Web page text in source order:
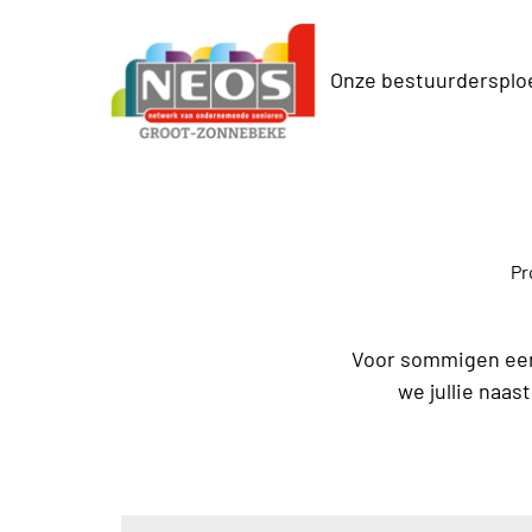
Onze
Voor sommigen
we jullie